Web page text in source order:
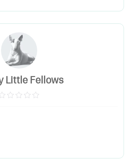
Little Fellows